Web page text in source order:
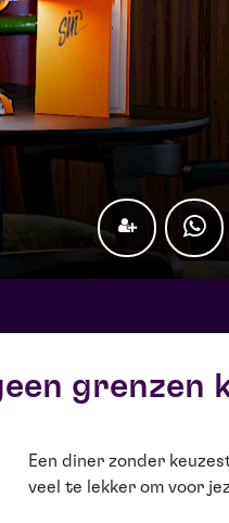
grenzen
Een diner zonder
veel te lekker om voor